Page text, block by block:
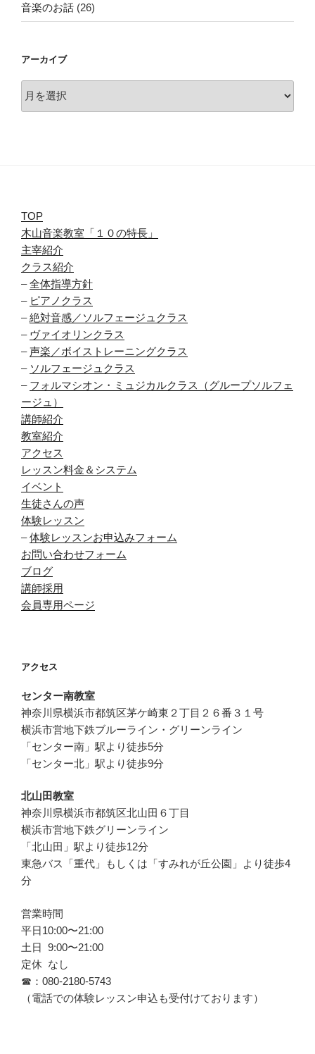
音楽のお話 (26)
アーカイブ
ー
TOP
木山音楽教室「１０の特長」
主宰紹介
クラス紹介
–全体指導方針
– ピアノクラス
–絶対音感／ソルフェージュクラス
– ヴァイオリンクラス
–声楽／ボイストレーニングクラス
– ソルフェージュクラス
– フォルマシオン・ミュジカルクラス（グループソルフェ
ージュ）
講師紹介
教室紹介
アクセス
レッスン料金＆システム
イベント
生徒さんの声
体験レッスン
–体験レッスンお申込みフォーム
お問い合わせフォーム
ブログ
講師採用
会員専用ページ
アクセス
センター南教室
神奈川県横浜市都筑区茅ケ崎東２丁目２６番３１号
横浜市営地下鉄ブルーライン・グリーンライン
「センター南」駅より徒歩5分
「センター北」駅より徒歩9分
北山田教室
神奈川県横浜市都筑区北山田６丁目
横浜市営地下鉄グリーンライン
「北山田」駅より徒歩12分
東急バス「重代」もしくは「すみれが丘公園」より徒歩4
分
営業時間
平日10:00〜21:00
土日 9:00〜21:00
定休 なし
☎︎：080-2180-5743
（電話での体験レッスン申込も受付けております）